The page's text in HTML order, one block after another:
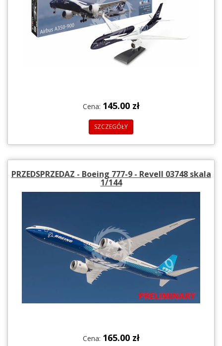
Cena: 145.00 zł
SZCZEGÓŁY
PRZEDSPRZEDAZ - Boeing 777-9 - Revell 03748 skala
1/144
Cena: 165.00 zł